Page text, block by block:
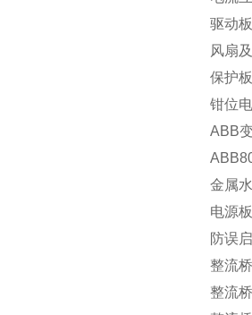
驱动
风扇
保护
钳位
ABB
金
电源
防误
整流
整流